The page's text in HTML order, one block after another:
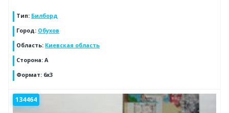
Тип: Билборд
Город: Обухов
Область: Киевская область
Сторона: А
Формат: 6х3
134464